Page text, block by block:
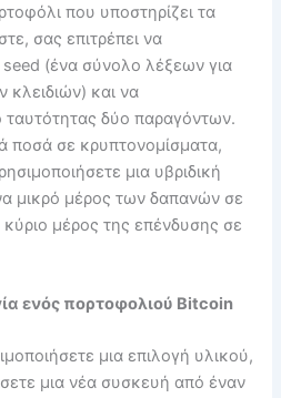
που υποστηρίζει τα
σας επιτρέπει να
(ένα σύνολο λέξεων για
κλειδιών) και να
ταυτότητας δύο παραγόντων.
ποσά σε κρυπτονομίσματα,
μια υβριδική
μικρό μέρος των δαπανών σε
μέρος της επένδυσης σε
ενός πορτοφολιού Bitcoin
μια επιλογή υλικού,
μια νέα συσκευή από έναν